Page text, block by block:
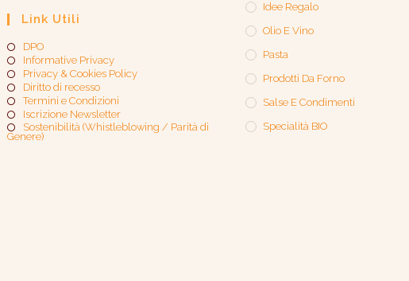
Link Utili
DPO
Informative Privacy
Privacy & Cookies Policy
Diritto di recesso
Termini e Condizioni
Iscrizione Newsletter
Sostenibilità (Whistleblowing / Parità di
Genere)​
Idee Regalo
Olio E Vino
Pasta
Prodotti Da Forno
Salse E Condimenti
Specialità BIO